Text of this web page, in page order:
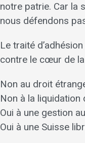
notre patrie. Car la
nous défendons
Le traité
contre le cœur de la
Non au droit
Non à la liquidation
Oui à une gestion
Oui à une Suisse